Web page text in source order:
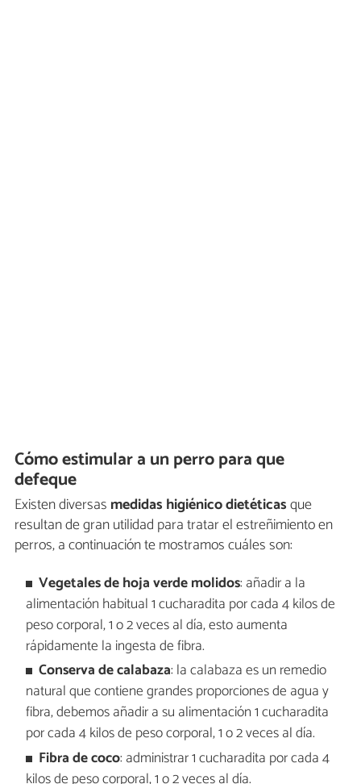
Cómo estimular a un perro para que
defeque
Existen diversas medidas higiénico dietéticasque
resultan de gran utilidad para tratar el estreñimiento en
perros, a continuación te mostramos cuáles son:
Vegetales de hoja verde molidos: añadir a la
alimentación habitual 1 cucharadita por cada 4 kilos de
peso corporal, 1 o 2 veces al día, esto aumenta
rápidamente la ingesta de fibra.
Conserva de calabaza: la calabaza es un remedio
natural que contiene grandes proporciones de agua y
fibra, debemos añadir a su alimentación 1 cucharadita
por cada 4 kilos de peso corporal, 1 o 2 veces al día.
Fibra de coco: administrar 1 cucharadita por cada 4
kilos de peso corporal, 1 o 2 veces al día.